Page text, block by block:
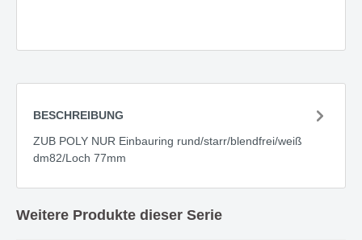
BESCHREIBUNG
ZUB POLY NUR Einbauring rund/starr/blendfrei/weiß
dm82/Loch 77mm
Weitere Produkte dieser Serie